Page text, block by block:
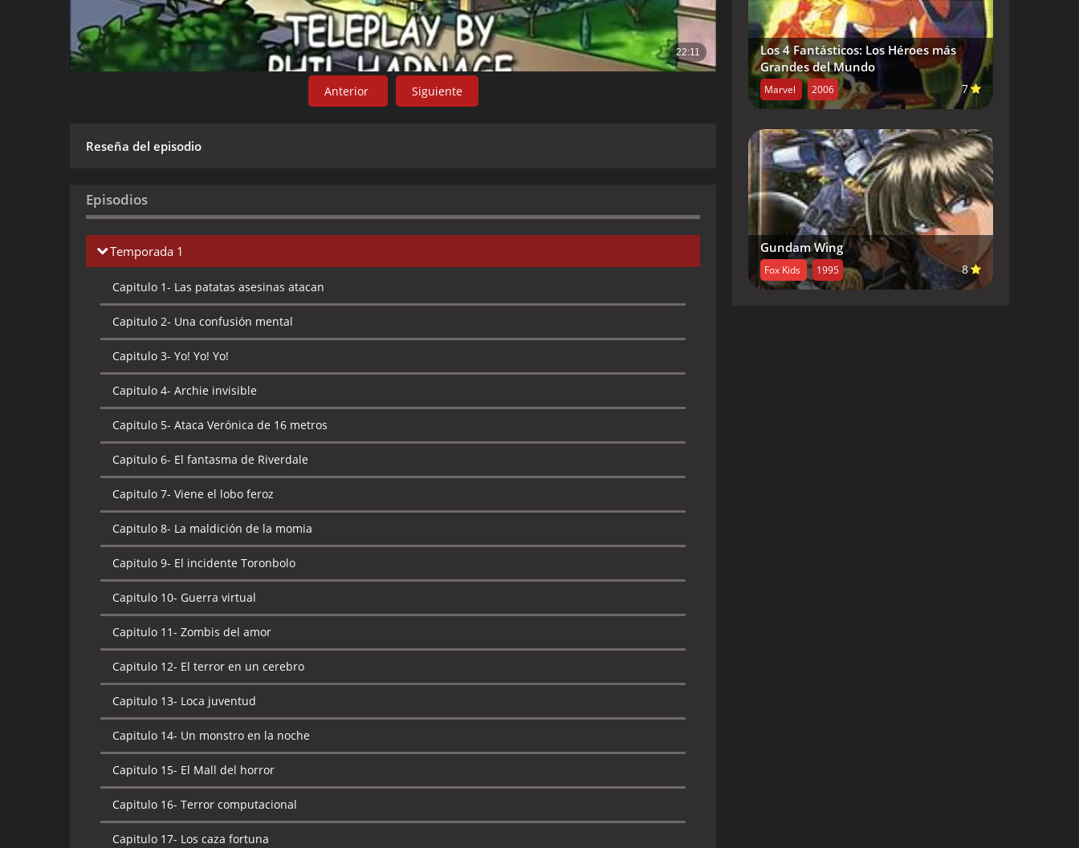
Anterior Siguiente
Reseña del episodio
Episodios
Temporada 1
Capitulo 1- Las patatas asesinas atacan
Capitulo 2- Una confusión mental
Capitulo 3- Yo! Yo! Yo!
Capitulo 4- Archie invisible
Capitulo 5- Ataca Verónica de 16 metros
Capitulo 6- El fantasma de Riverdale
Capitulo 7- Viene el lobo feroz
Capitulo 8- La maldición de la momia
Capitulo 9- El incidente Toronbolo
Capitulo 10- Guerra virtual
Capitulo 11- Zombis del amor
Capitulo 12- El terror en un cerebro
Capitulo 13- Loca juventud
Capitulo 14- Un monstro en la noche
Capitulo 15- El Mall del horror
Capitulo 16- Terror computacional
Capitulo 17- Los caza fortuna
Los 4 Fantásticos: Los Héroes más
Grandes del Mundo
Marvel 2006 7
Gundam Wing
Fox Kids 1995 8